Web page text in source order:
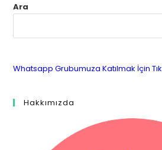
Ara
Whatsapp Grubumuza Katılmak İçin
Hakkımızda